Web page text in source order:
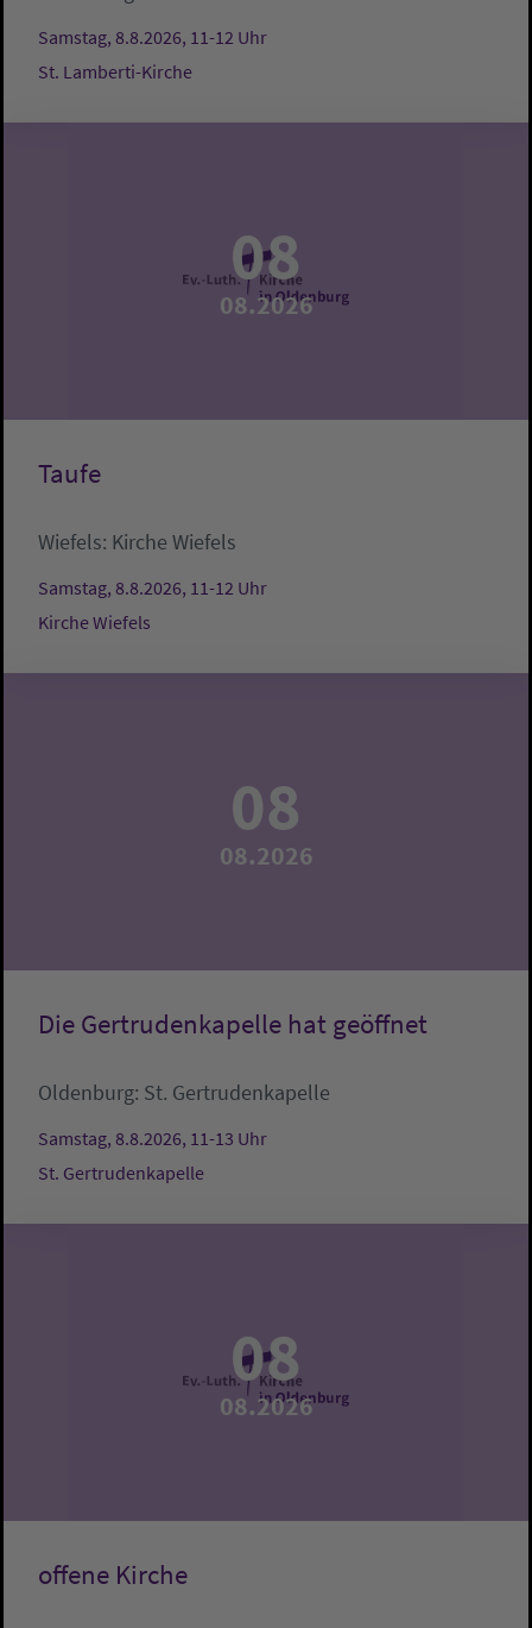
Samstag, 8.8.2026, 11-12 Uhr
St. Lamberti-Kirche
08
08.2026
Taufe
Wiefels: Kirche Wiefels
Samstag, 8.8.2026, 11-12 Uhr
Kirche Wiefels
08
08.2026
Die Gertrudenkapelle hat geöffnet
Oldenburg: St. Gertrudenkapelle
Samstag, 8.8.2026, 11-13 Uhr
St. Gertrudenkapelle
08
08.2026
offene Kirche